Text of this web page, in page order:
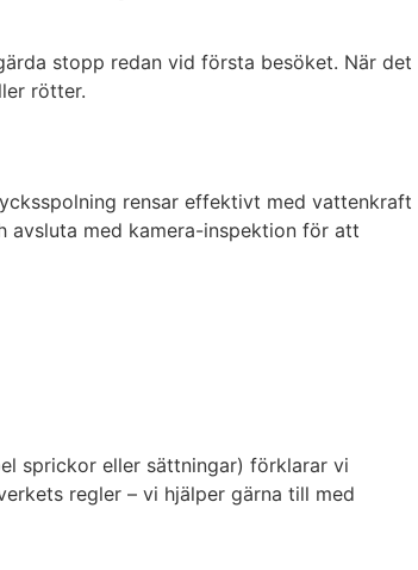
stopp redan vid första besöket. När det
rötter.
rensar effektivt med vattenkraft
avsluta med kamera-inspektion för att
sprickor eller sättningar) förklarar vi
regler – vi hjälper gärna till med